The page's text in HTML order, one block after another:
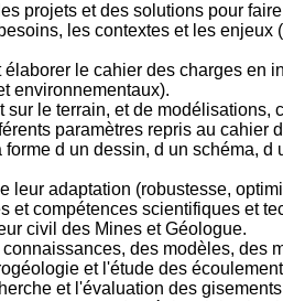
projets et des solutions pour
les contextes et les
le cahier des charges en
environnementaux).
le terrain, et de
paramètres repris au cahier
d un dessin, d un schéma,
leur adaptation (robustesse,
et compétences scientifiques et
civil des Mines et Géologue.
des modèles, des
et l'étude des
et l'évaluation des